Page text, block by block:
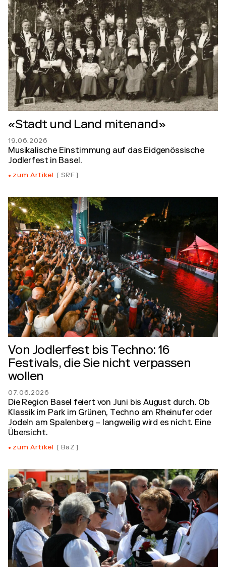
«Stadt und Land mitenand»
19.06.2026
Musikalische Einstimmung auf das Eidgenössische
Jodlerfest in Basel.
zum Artikel SRF
Von Jodlerfest bis Techno: 16
Festivals, die Sie nicht verpassen
wollen
07.06.2026
Die Region Basel feiert von Juni bis August durch. Ob
Klassik im Park im Grünen, Techno am Rheinufer oder
Jodeln am Spalenberg – langweilig wird es nicht. Eine
Übersicht.
zum Artikel BaZ